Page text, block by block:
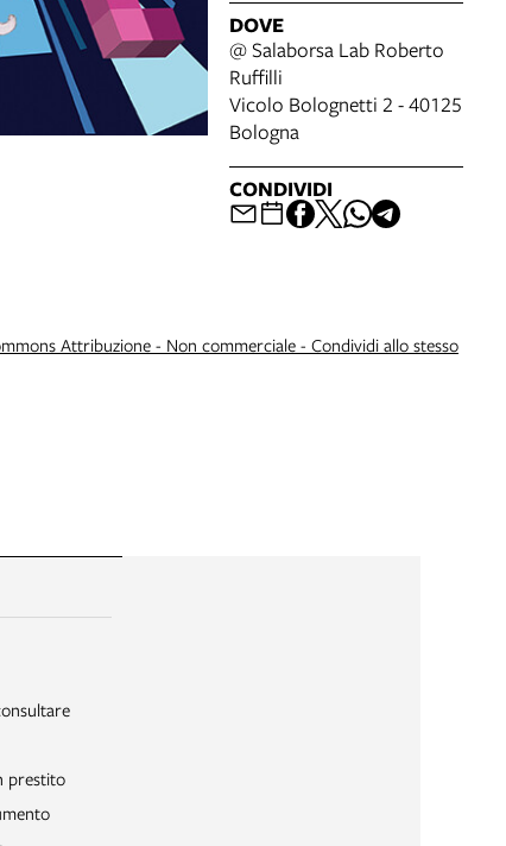
DOVE
@ Salaborsa Lab Roberto
Ruffilli
Vicolo Bolognetti 2 - 40125
Bologna
CONDIVIDI
Attribuzione - Non commerciale - Condividi allo stesso
prestito